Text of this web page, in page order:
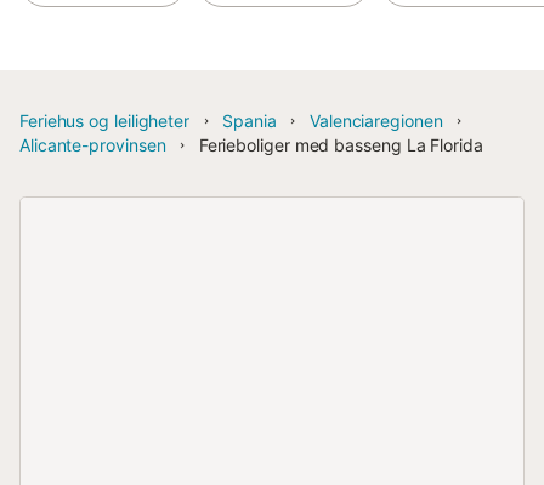
Feriehus og leiligheter Spania
Valenciaregionen
Alicante-provinsen
Ferieboliger med basseng La Florida